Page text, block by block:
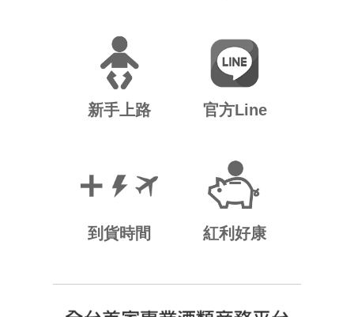
新手上路 官方Line
到貨時間 紅利好康